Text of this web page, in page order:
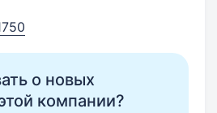
о новых
компании?